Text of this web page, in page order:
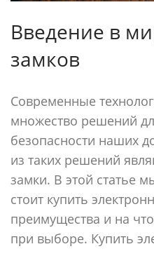
Введение в
замков
Современные
множество решений
безопасности наших
из таких решений
замки. В этой статье
стоит купить
преимущества и на
при выборе. Купить